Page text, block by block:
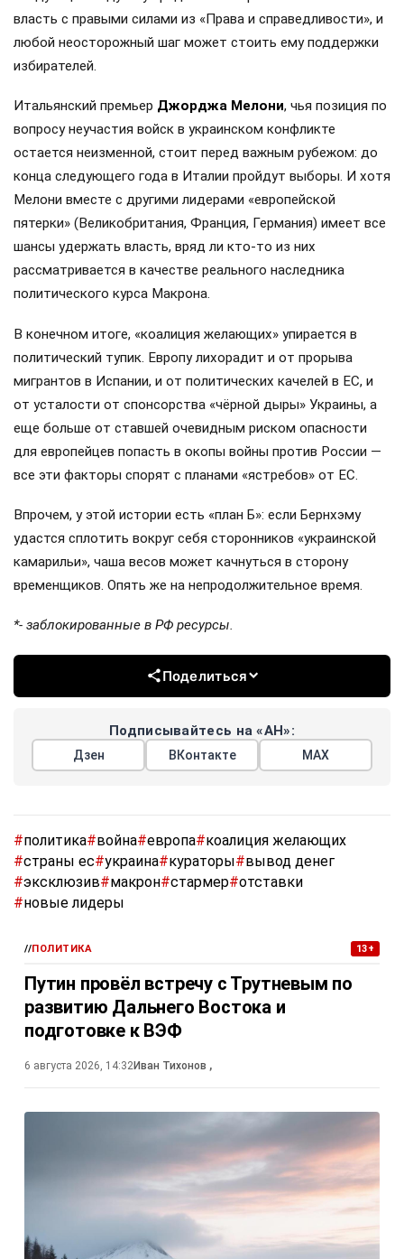
власть с правыми силами из «Права и справедливости», и
любой неосторожный шаг может стоить ему поддержки
избирателей.
Итальянский премьер Джорджа Мелони, чья позиция по
вопросу неучастия войск в украинском конфликте
остается неизменной, стоит перед важным рубежом: до
конца следующего года в Италии пройдут выборы. И хотя
Мелони вместе с другими лидерами «европейской
пятерки» (Великобритания, Франция, Германия) имеет все
шансы удержать власть, вряд ли кто-то из них
рассматривается в качестве реального наследника
политического курса Макрона.
В конечном итоге, «коалиция желающих» упирается в
политический тупик. Европу лихорадит и от прорыва
мигрантов в Испании, и от политических качелей в ЕС, и
от усталости от спонсорства «чёрной дыры» Украины, а
еще больше от ставшей очевидным риском опасности
для европейцев попасть в окопы войны против России —
все эти факторы спорят с планами «ястребов» от ЕС.
Впрочем, у этой истории есть «план Б»: если Бернхэму
удастся сплотить вокруг себя сторонников «украинской
камарильи», чаша весов может качнуться в сторону
временщиков. Опять же на непродолжительное время.
*- заблокированные в РФ ресурсы.
Поделиться
Подписывайтесь на «АН»:
Дзен ВКонтакте МАХ
#политика#война#европа#коалиция желающих
#страны ес#украина#кураторы#вывод денег
#эксклюзив#макрон#стармер#отставки
#новые лидеры
//ПОЛИТИКА 13+
Путин провёл встречу с Трутневым по
развитию Дальнего Востока и
подготовке к ВЭФ
6 августа 2026, 14:32Иван Тихонов ,